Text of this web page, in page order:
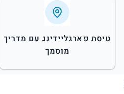
טיסת פארגליידינג עם מדריך
מוסמך